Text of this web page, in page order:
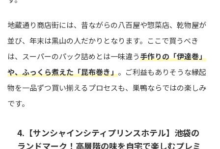
地蔵通り商店街には、昔ながらの八百屋や惣菜店、乾物屋が
並び、年末は黒山の人だかりとなります。ここで買うべき
は、スーパーのパック詰めとは一味違う手作りの「伊達巻」
や、ふっくら煮えた「昆布巻き」。ご利益もありそうな縁起
物を一品ずつ買い揃えるプロセスも、巣鴨ならではの楽しみ
です。
4.【サンシャインシティプリンスホテル】池袋の
ランドマーク！高層階の味を自宅で楽しむプレミ